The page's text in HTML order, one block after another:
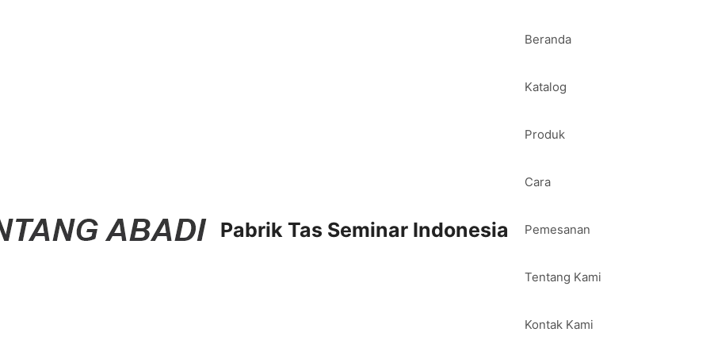
Pabrik Tas Seminar Indonesia
Beranda
Katalog
Produk
Cara
Pemesanan
Tentang Kami
Kontak Kami